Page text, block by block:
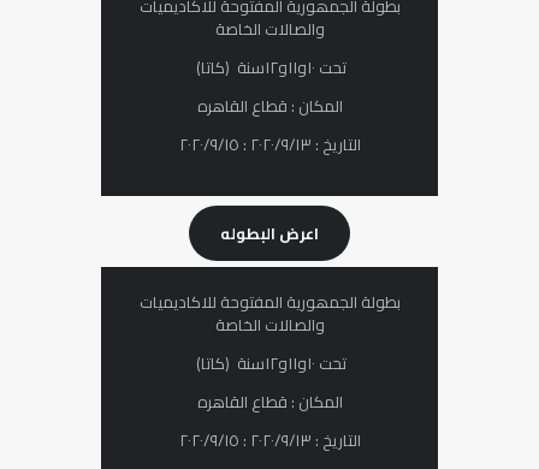
بطولة الجمھوریة المفتوحة للاكادیمیات
والصالات الخاصة
تحت ١٠و١١و١٢سنة (كاتا)
المكان : قطاع القاهره
التاريخ : ٢٠٢٠/٩/١٣ : ٢٠٢٠/٩/١٥
اعرض البطوله
بطولة الجمھوریة المفتوحة للاكادیمیات
والصالات الخاصة
تحت ١٠و١١و١٢سنة (كاتا)
المكان : قطاع القاهره
التاريخ : ٢٠٢٠/٩/١٣ : ٢٠٢٠/٩/١٥